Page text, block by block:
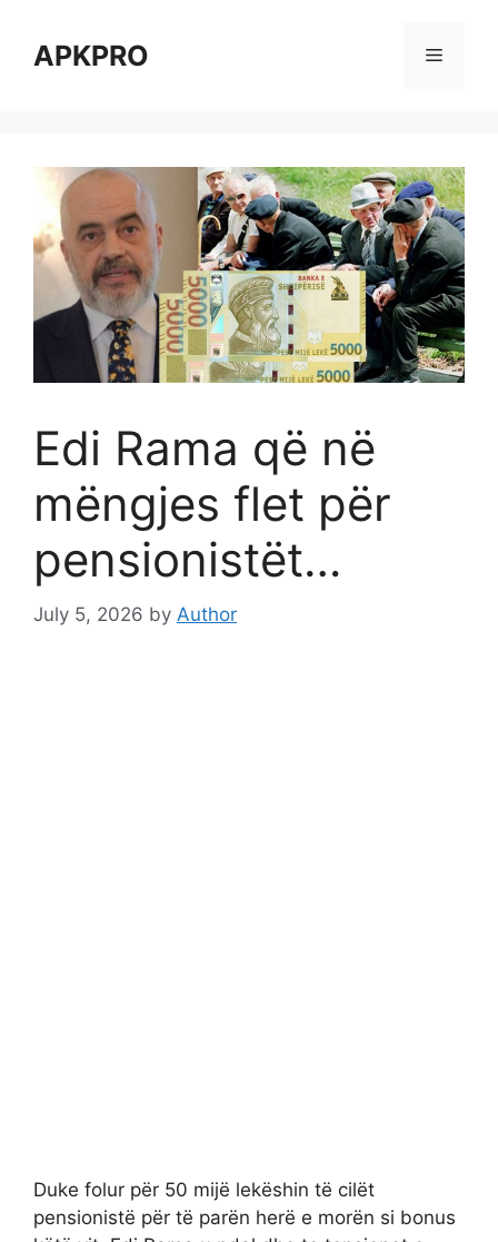
contentAPKPRO Menu
Edi Rama që në
mëngjes flet për
pensionistët…
July 5, 2026 by Author
Duke folur për 50 mijë lekëshin të cilët
pensionistë për të parën herë e morën si bonus